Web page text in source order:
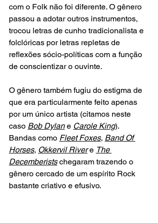
com o Folk não foi diferente. O gênero
passou a adotar outros instrumentos,
trocou letras de cunho tradicionalista e
folclóricas por letras repletas de
reflexões sócio-políticas com a função
de conscientizar o ouvinte.
O gênero também fugiu do estigma de
que era particularmente feito apenas
por um único artista (citamos neste
caso Bob Dylan e Carole King).
Bandas como Fleet Foxes, Band Of
Horses, Okkervil River e The
Decemberists chegaram trazendo o
gênero cercado de um espírito Rock
bastante criativo e efusivo.